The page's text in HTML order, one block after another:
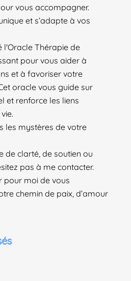
vous accompagner.
et s’adapte à vos
l'Oracle Thérapie de
pour vous aider à
et à favoriser votre
oracle vous guide sur
et renforce les liens
les mystères de votre
de clarté, de soutien ou
pas à me contacter.
pour moi de vous
chemin de paix, d’amour